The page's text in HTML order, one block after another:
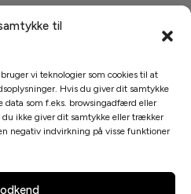
til
vi teknologier som cookies til at
Hvis du giver dit samtykke
data som f.eks. browsingadfærd eller
ikke giver dit samtykke eller trækker
negativ indvirkning på visse funktioner